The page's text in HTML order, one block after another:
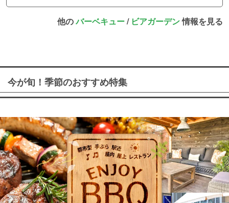
他のバーベキュー/ ビアガーデン情報を見る
今が旬！季節のおすすめ特集